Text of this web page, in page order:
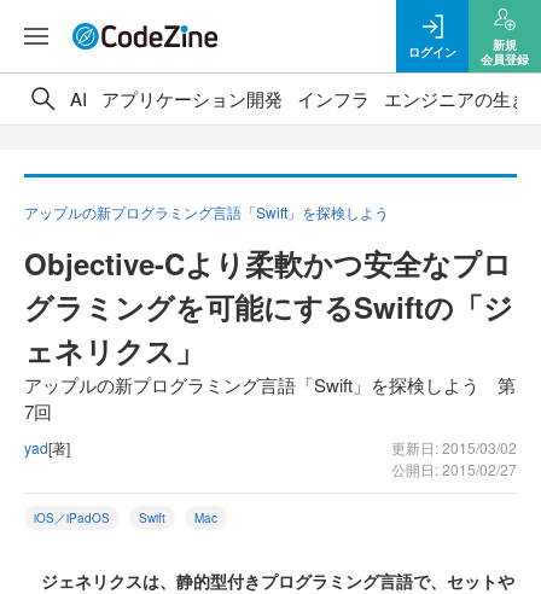
ログイン
新規
会員登録
AI アプリケーション開発 インフラ エンジニアの生き
アップルの新プログラミング言語「Swift」を探検しよう
Objective-Cより柔軟かつ安全なプロ
グラミングを可能にするSwiftの「ジ
ェネリクス」
アップルの新プログラミング言語「Swift」を探検しよう 第
7回
yad[著]
更新日: 2015/03/02
公開日: 2015/02/27
iOS／iPadOS Swift Mac
ジェネリクスは、静的型付きプログラミング言語で、セットや